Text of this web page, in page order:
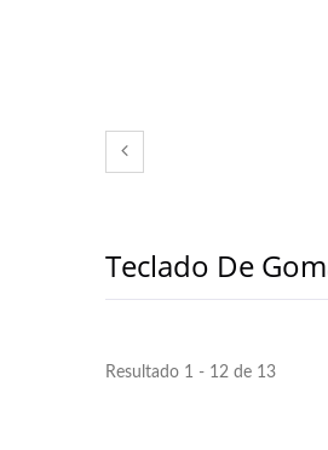
Teclado De
Resultado 1 - 12 de 13